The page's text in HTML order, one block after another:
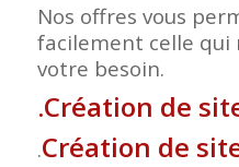
Nos offres vous
facilement celle qui
votre besoin.
.Création de
.Création de